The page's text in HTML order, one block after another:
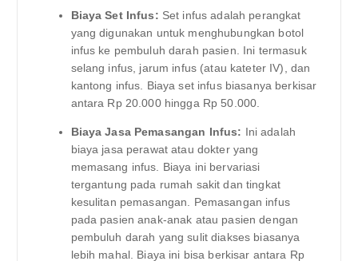
Biaya Set Infus: Set infus adalah perangkat
yang digunakan untuk menghubungkan botol
infus ke pembuluh darah pasien. Ini termasuk
selang infus, jarum infus (atau kateter IV), dan
kantong infus. Biaya set infus biasanya berkisar
antara Rp 20.000 hingga Rp 50.000.
Biaya Jasa Pemasangan Infus: Ini adalah
biaya jasa perawat atau dokter yang
memasang infus. Biaya ini bervariasi
tergantung pada rumah sakit dan tingkat
kesulitan pemasangan. Pemasangan infus
pada pasien anak-anak atau pasien dengan
pembuluh darah yang sulit diakses biasanya
lebih mahal. Biaya ini bisa berkisar antara Rp